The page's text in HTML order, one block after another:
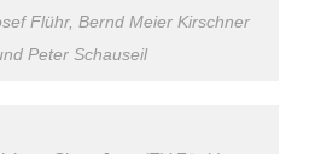
Flühr, Bernd Meier Kirschner
Peter Schauseil